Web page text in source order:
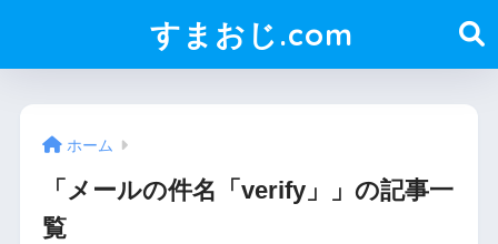
すまおじ.com
ホーム
「メールの件名「verify」」の記事一
覧